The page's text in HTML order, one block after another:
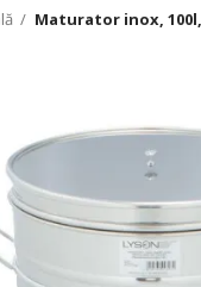
/ Maturator inox,